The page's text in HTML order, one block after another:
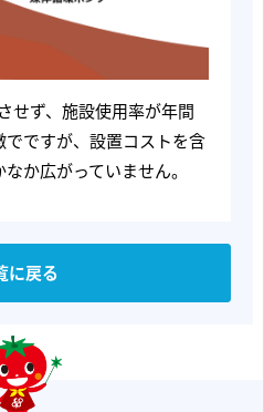
せず、施設使用率が年間
ですが、設置コストを含
か広がっていません。
に戻る